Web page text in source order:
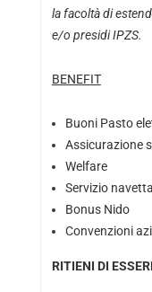
la facoltà di
e/o presidi IPZS.
BENEFIT
Buoni Pasto
Assicurazione
Welfare
Servizio
Bonus Nido
Convenzioni
RITIENI DI